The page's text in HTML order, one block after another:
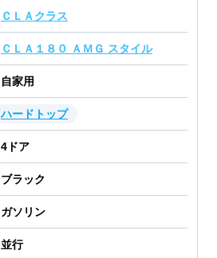
ＣＬＡクラス
ＣＬＡ１８０ ＡＭＧ スタイル
自家用
ハードトップ
4 ドア
ブラック
ガソリン
並行